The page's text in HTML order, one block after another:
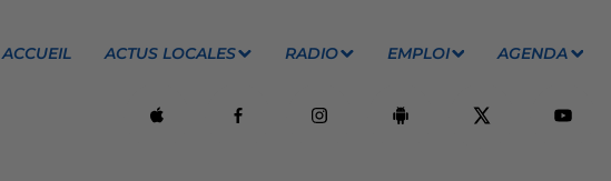
ACCUEIL ACTUS LOCALES RADIO EMPLOI AGENDA